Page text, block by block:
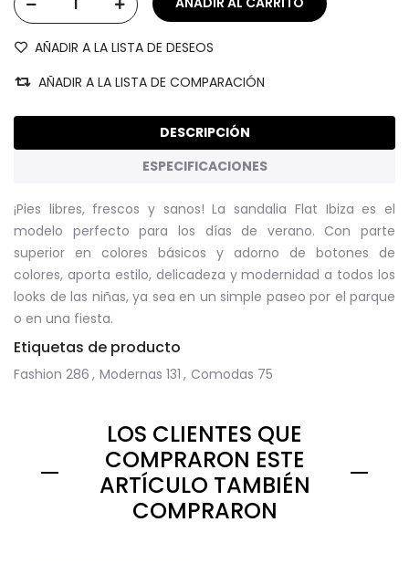
AÑADIR A LA LISTA DE DESEOS
AÑADIR A LA LISTA DE COMPARACIÓN
DESCRIPCIÓN
ESPECIFICACIONES
¡Pies libres, frescos y sanos! La sandalia Flat Ibiza es el
modelo perfecto para los días de verano. Con parte
superior en colores básicos y adorno de botones de
colores, aporta estilo, delicadeza y modernidad a todos los
looks de las niñas, ya sea en un simple paseo por el parque
o en una fiesta.
Etiquetas de producto
Fashion 286 , Modernas 131 , Comodas 75
LOS CLIENTES QUE
COMPRARON ESTE
ARTÍCULO TAMBIÉN
COMPRARON